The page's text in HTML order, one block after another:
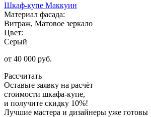
Шкаф-купе Маккуин
Материал фасада:
Витраж, Матовое зеркало
Цвет:
Серый
от 40 000 руб.
Рассчитать
Оставьте заявку на расчёт
стоимости шкафа-купе,
и получите скидку 10%!
Лучшие мастера и дизайнеры уже готовы